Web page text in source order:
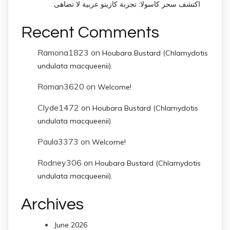
اكتشف سحر كاسولا: تجربة كازينو عربية لا تضاهى
Recent Comments
Ramona1823 on Houbara Bustard (Chlamydotis
undulata macqueenii).
Roman3620 on Welcome!
Clyde1472 on Houbara Bustard (Chlamydotis
undulata macqueenii).
Paula3373 on Welcome!
Rodney306 on Houbara Bustard (Chlamydotis
undulata macqueenii).
Archives
June 2026